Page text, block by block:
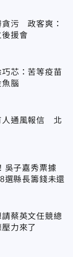
貪污 政客爽：
後援會
芯：苦等疫苗
腦
人通風報信 北
吳子嘉秀票據
選縣長籌錢未還
蔡英文任競總
力來了